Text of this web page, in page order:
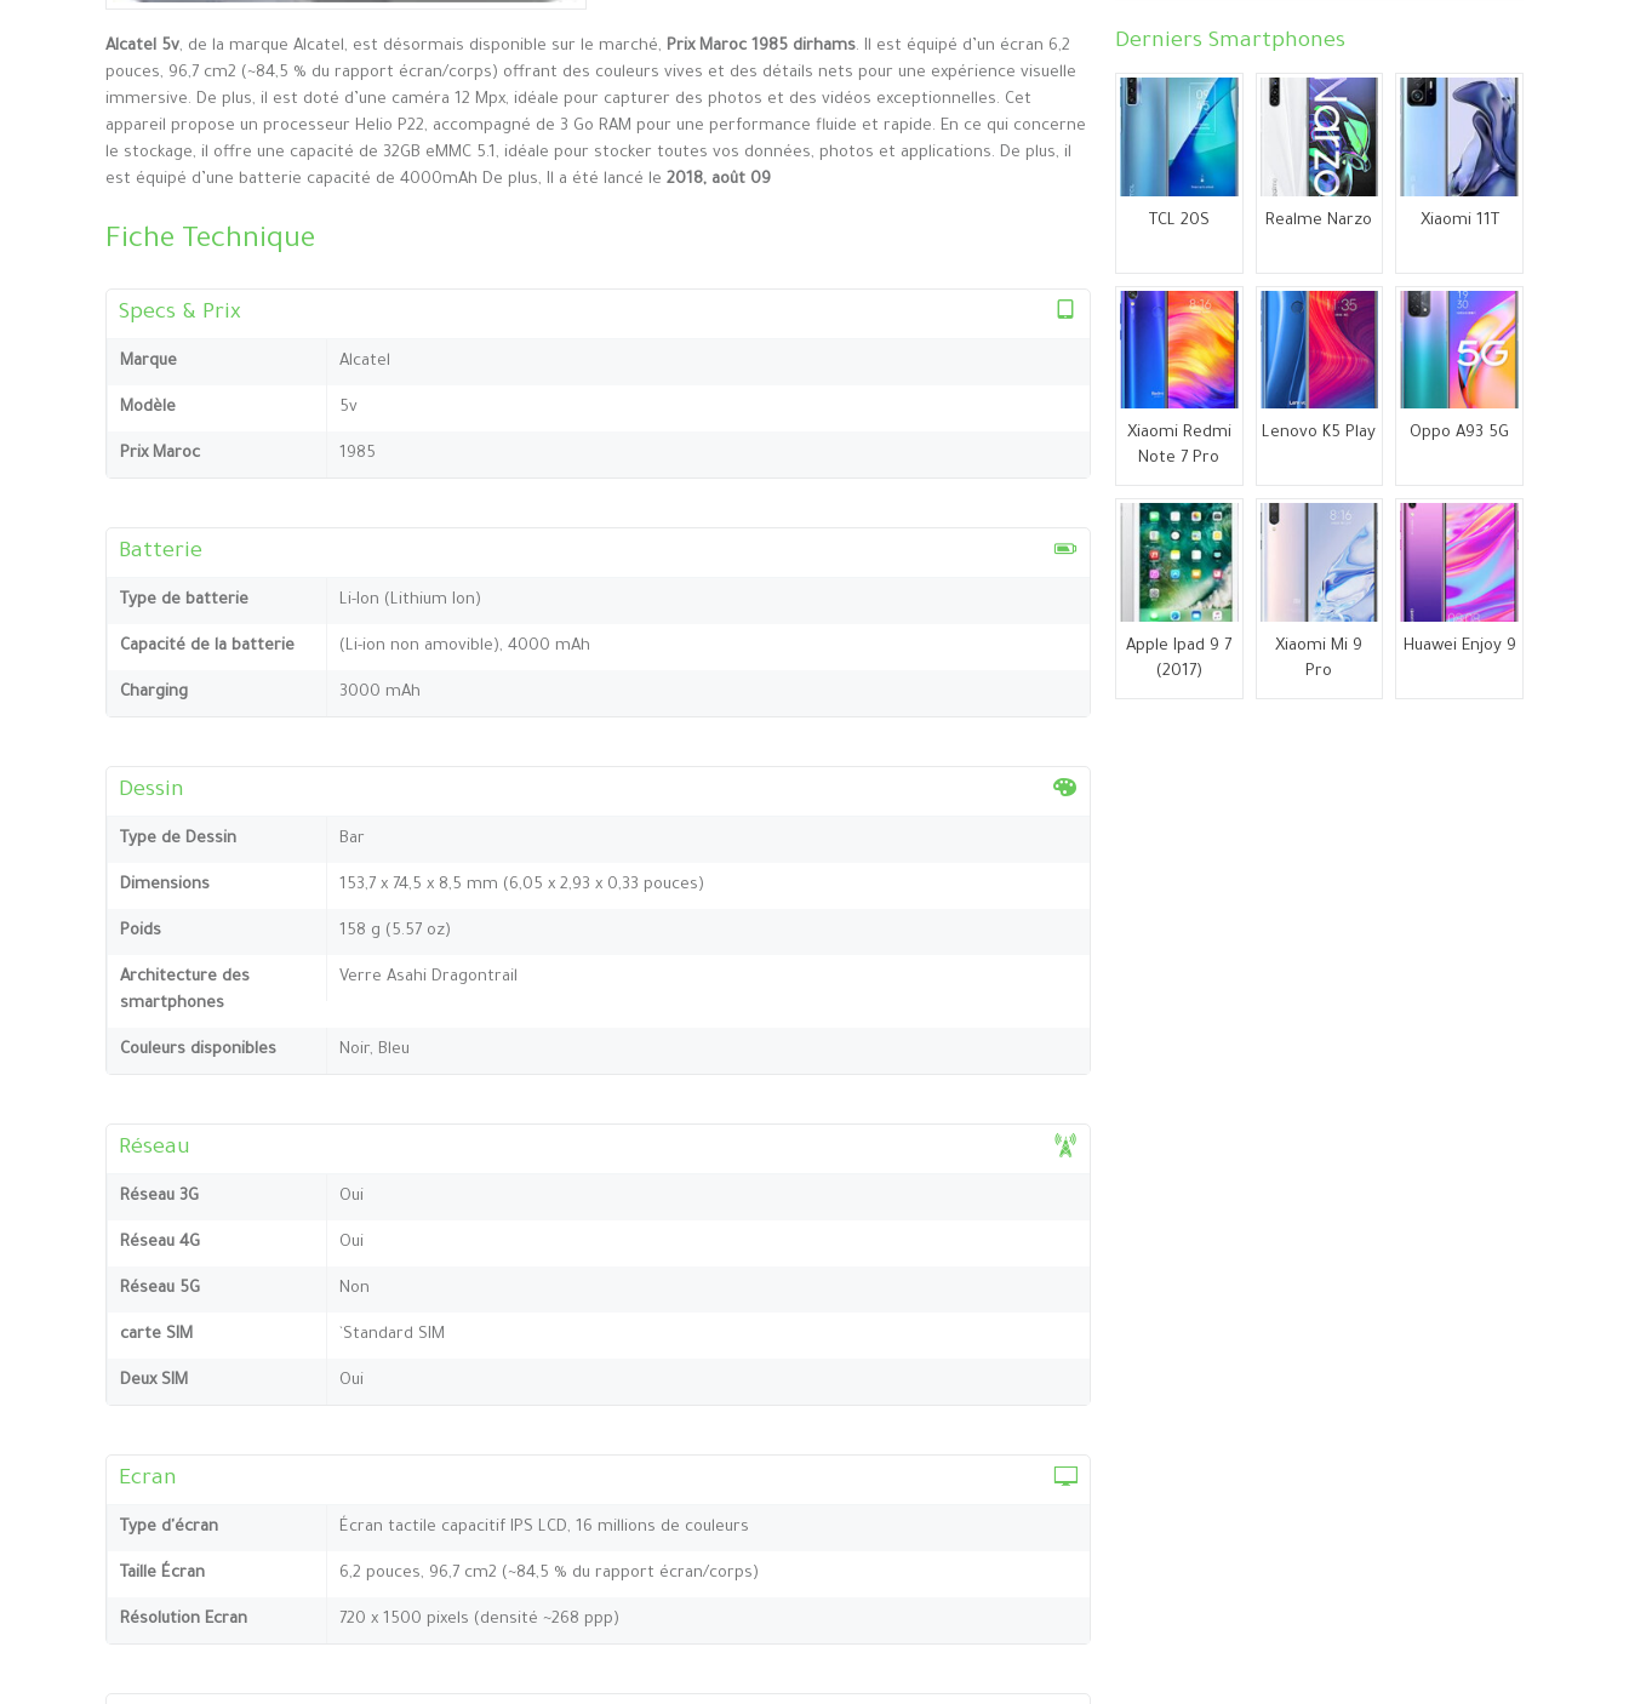
Alcatel 5v, de la marque Alcatel, est désormais disponible sur le marché, Prix Maroc 1985 dirhams. Il est équipé d’un écran 6,2
pouces, 96,7 cm2 (~84,5 % du rapport écran/corps) offrant des couleurs vives et des détails nets pour une expérience visuelle
immersive. De plus, il est doté d’une caméra 12 Mpx, idéale pour capturer des photos et des vidéos exceptionnelles. Cet
appareil propose un processeur Helio P22, accompagné de 3 Go RAM pour une performance fluide et rapide. En ce qui concerne
le stockage, il offre une capacité de 32GB eMMC 5.1, idéale pour stocker toutes vos données, photos et applications. De plus, il
est équipé d’une batterie capacité de 4000mAh De plus, Il a été lancé le 2018, août 09
Fiche Technique
Specs & Prix
Marque Alcatel
Modèle 5v
Prix Maroc 1985
Batterie
Type de batterie Li-Ion (Lithium Ion)
Capacité de la batterie (Li-ion non amovible), 4000 mAh
Charging 3000 mAh
Dessin
Type de Dessin Bar
Dimensions 153,7 x 74,5 x 8,5 mm (6,05 x 2,93 x 0,33 pouces)
Poids 158 g (5.57 oz)
Architecture des
smartphones
Verre Asahi Dragontrail
Couleurs disponibles Noir, Bleu
Réseau
Réseau 3G Oui
Réseau 4G Oui
Réseau 5G Non
carte SIM `Standard SIM
Deux SIM Oui
Ecran
Type d'écran Écran tactile capacitif IPS LCD, 16 millions de couleurs
Taille Écran 6,2 pouces, 96,7 cm2 (~84,5 % du rapport écran/corps)
Résolution Ecran 720 x 1500 pixels (densité ~268 ppp)
Derniers Smartphones
TCL 20S Realme Narzo Xiaomi 11T
Xiaomi Redmi
Note 7 Pro
Lenovo K5 Play Oppo A93 5G
Apple Ipad 9 7
(2017)
Xiaomi Mi 9
Pro
Huawei Enjoy 9